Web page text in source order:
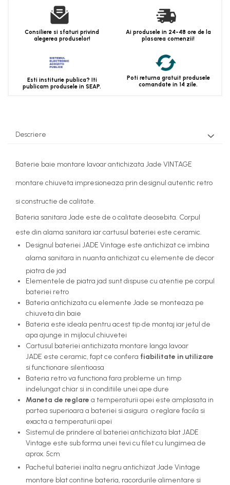
Consiliere si sfaturi privind
alegerea produselor!
Ai produsele in 24-48 ore de la
plasarea comenzii!
Esti institurie publica? Iti
publicam produsele in SEAP.
Poti returna gratuit produsele
comandate in 14 zile.
Descriere
Baterie baie montare lavoar antichizata Jade VINTAGE
montare chiuveta impresioneaza prin designul autentic retro
si constructie de calitate.
Bateria sanitara Jade este de o calitate deosebita. Corpul
este din alama sanitara iar cartusul bateriei este ceramic.
Designul bateriei JADE Vintage este antichizat ce imbina
alama sanitara in nuanta antichizat cu elemente de decor
piatra de jad
Elementele de piatra jad sunt dispuse cu atentie pe corpul
bateriei retro
Bateria antichizata cu elemente Jade se monteaza pe
chiuveta din baie
Bateria este ideala pentru acest tip de montaj iar jetul de
apa ajunge in mijlocul chiuvetei
Cartusul bateriei antichizata montare langa lavoar
JADE este ceramic, fapt ce confera fiabilitate in utilizare
si functionare silentioasa
Bateria retro va functiona fara probleme un timp
indelungat chiar si in conditiile unei ape dure
Maneta de reglare a temperaturii apei este amplasata in
partea superioara a bateriei si asigura o reglare facila si
exacta a temperaturii apei
Sistemul de prindere al bateriei antichizata blat JADE
Vintage este sub forma unei tevi cu filet cu lungimea de
aprox. 5cm
Pachetul bateriei inalta negru antichizat Jade Vintage
montare blat contine bateria, racordurile alimentare si